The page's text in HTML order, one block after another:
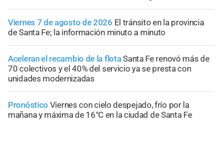
Viernes 7 de agosto de 2026 El tránsito en la provincia
de Santa Fe; la información minuto a minuto
Aceleran el recambio de la flotaSanta Fe renovó más de
70 colectivos y el 40% del servicio ya se presta con
unidades modernizadas
Pronóstico Viernes con cielo despejado, frío por la
mañana y máxima de 16°C en la ciudad de Santa Fe